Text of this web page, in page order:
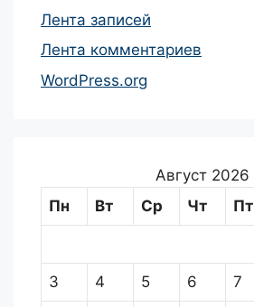
Лента записей
Лента комментариев
WordPress.org
Август 2026
Пн
Вт Ср Чт Пт
3 4 5 6 7